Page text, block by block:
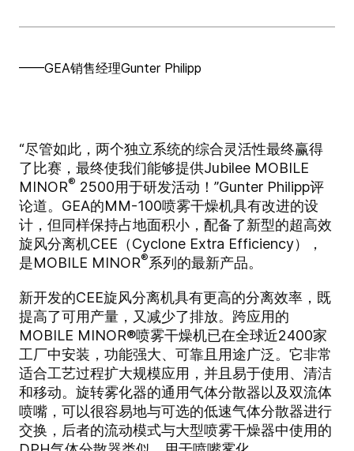
——GEA销售经理Gunter Philipp
“尽管如此，两个独立系统的综合灵活性最终赢得
了比赛，最终使我们能够提供Jubilee MOBILE
MINOR® 2500用于研发活动！”Gunter Philipp评
论道。GEA的MM-100喷雾干燥机具有改进的设
计，但同样保持占地面积小，配备了新型的超高效
旋风分离机CEE（Cyclone Extra Efficiency），
是MOBILE MINOR®系列的最新产品。
新开发的CEE旋风分离机具有更高的分离效率，既
提高了可用产量，又减少了排放。跨应用的
MOBILE MINOR®喷雾干燥机已在全球近2400家
工厂中安装，功能强大、可靠且用途广泛。它非常
适合工艺过程扩大规模应用，并且易于使用、清洁
和移动。旋转雾化器的通用气体分散器以及双流体
喷嘴，可以很容易地与可选的低速气体分散器进行
交换，后者的流动模式与大型喷雾干燥器中使用的